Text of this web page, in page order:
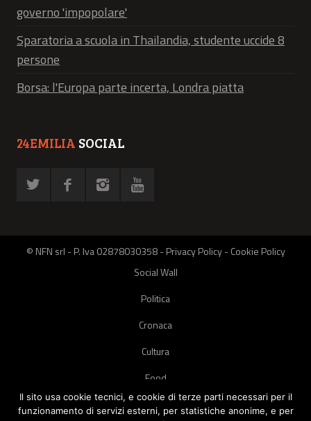
governo 'impopolare'
Sparatoria a scuola in Thailandia, studente uccide 8
persone
Borsa: l'Europa parte incerta, Londra piatta
24EMILIA SOCIAL
© NFN srl - P. Iva 02878030358 -Privacy Policy-Cookie Policy
Social Wall
Politica
Cronaca
Cultura
Food
Green
Il sito usa cookie tecnici, e cookie di terze parti necessari per il
funzionamento di servizi esterni, per statistiche anonime, e per